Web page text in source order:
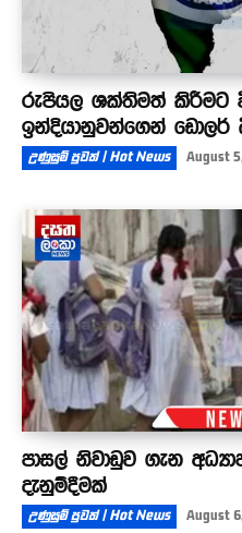
රුපියල ශක්තිමත් කිරීමට
ඉන්දියානුවන්ගෙන් ඩොලර්
උණුසුම් පුවත් | Hot News August
පාසල් නිවාඩුව ගැන
දැනුම්දීමක්
උණුසුම් පුවත් | Hot News August